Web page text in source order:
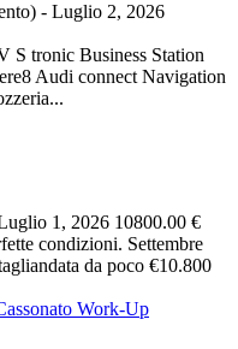
- Luglio 2, 2026
tronic Business Station
Audi connect Navigation
1, 2026 10800.00 €
condizioni. Settembre
da poco €10.800